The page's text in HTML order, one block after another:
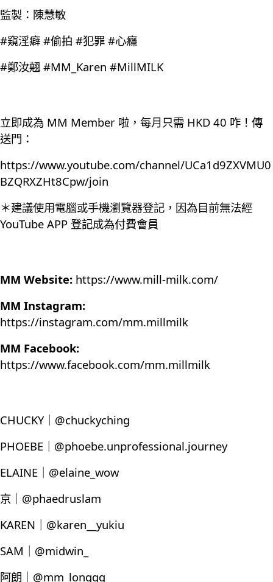
監製：陳慧敏
#窺淫癖 #偷拍 #犯罪 #心癮
#鄭汝翹 #MM_Karen #MillMILK
立即成為 MM Member 啦，每月只需 HKD 40 咋！傳
送門：
https://www.youtube.com/channel/UCa1d9ZXVMU0
BZQRXZHt8Cpw/join
＊建議使用電腦或手機瀏覽器登記，因為目前無法經
YouTube APP 登記成為付費會員
MM Website: https://www.mill-milk.com/
MM Instagram:
https://instagram.com/mm.millmilk
MM Facebook:
https://www.facebook.com/mm.millmilk
CHUCKY｜@chuckyching
PHOEBE｜@phoebe.unprofessional.journey
ELAINE｜@elaine_wow
京｜@phaedruslam
KAREN｜@karen__yukiu
SAM｜@midwin_
阿朗｜@mm_longgg